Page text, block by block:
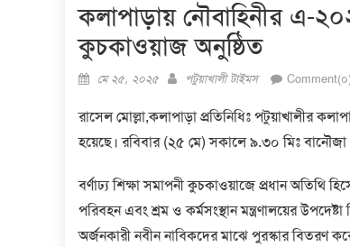
কলাপাড়ায় নৌবাহিনীর এ-
কুচকাওয়াজ অনুষ্ঠিত
Posted
মে ২৫, ২০২৫ Author
পটুয়াখালী টাইমস
রাসেল মোল্লা,কলাপাড়া প্রতিনিধিঃ পটুয়াখালীর
হয়েছে। রবিবার (২৫ মে) সকালে ৯.৩০ মিঃ
বর্ণাঢ্য শিক্ষা সমাপনী কুচকাওয়াজে প্রধান অতিথি
পরিবহন এবং শ্রম ও কর্মসংস্থান মন্ত্রণালয়ের
অর্জনকারী নবীন নাবিকদের মাঝে পুরস্কার বিতরণ